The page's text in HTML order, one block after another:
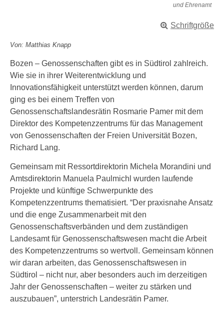
und Ehrenamt
Schriftgröße
Von: Matthias Knapp
Bozen – Genossenschaften gibt es in Südtirol zahlreich.
Wie sie in ihrer Weiterentwicklung und
Innovationsfähigkeit unterstützt werden können, darum
ging es bei einem Treffen von
Genossenschaftslandesrätin Rosmarie Pamer mit dem
Direktor des Kompetenzzentrums für das Management
von Genossenschaften der Freien Universität Bozen,
Richard Lang.
Gemeinsam mit Ressortdirektorin Michela Morandini und
Amtsdirektorin Manuela Paulmichl wurden laufende
Projekte und künftige Schwerpunkte des
Kompetenzzentrums thematisiert. “Der praxisnahe Ansatz
und die enge Zusammenarbeit mit den
Genossenschaftsverbänden und dem zuständigen
Landesamt für Genossenschaftswesen macht die Arbeit
des Kompetenzzentrums so wertvoll. Gemeinsam können
wir daran arbeiten, das Genossenschaftswesen in
Südtirol – nicht nur, aber besonders auch im derzeitigen
Jahr der Genossenschaften – weiter zu stärken und
auszubauen”, unterstrich Landesrätin Pamer.